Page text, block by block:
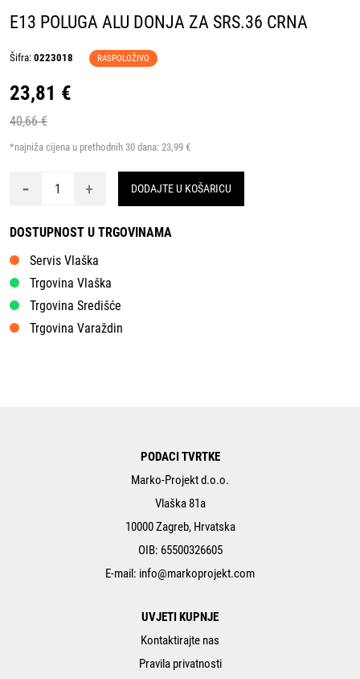
E13 POLUGA ALU DONJA ZA SRS.36 CRNA
Šifra: 0223018 RASPOLOŽIVO
23,81 €
40,66 €
*najniža cijena u prethodnih 30 dana: 23,99 €
- + DODAJTE U KOŠARICU
DOSTUPNOST U TRGOVINAMA
Servis Vlaška
Trgovina Vlaška
Trgovina Središće
Trgovina Varaždin
PODACI TVRTKE
Marko-Projekt d.o.o.
Vlaška 81a
10000 Zagreb, Hrvatska
OIB: 65500326605
E-mail: info@markoprojekt.com
UVJETI KUPNJE
Kontaktirajte nas
Pravila privatnosti